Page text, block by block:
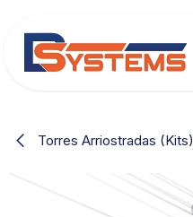
Torres Arriostradas (Kits)